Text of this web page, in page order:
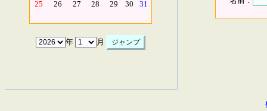
25
26 27 28 29 30 31
年 月